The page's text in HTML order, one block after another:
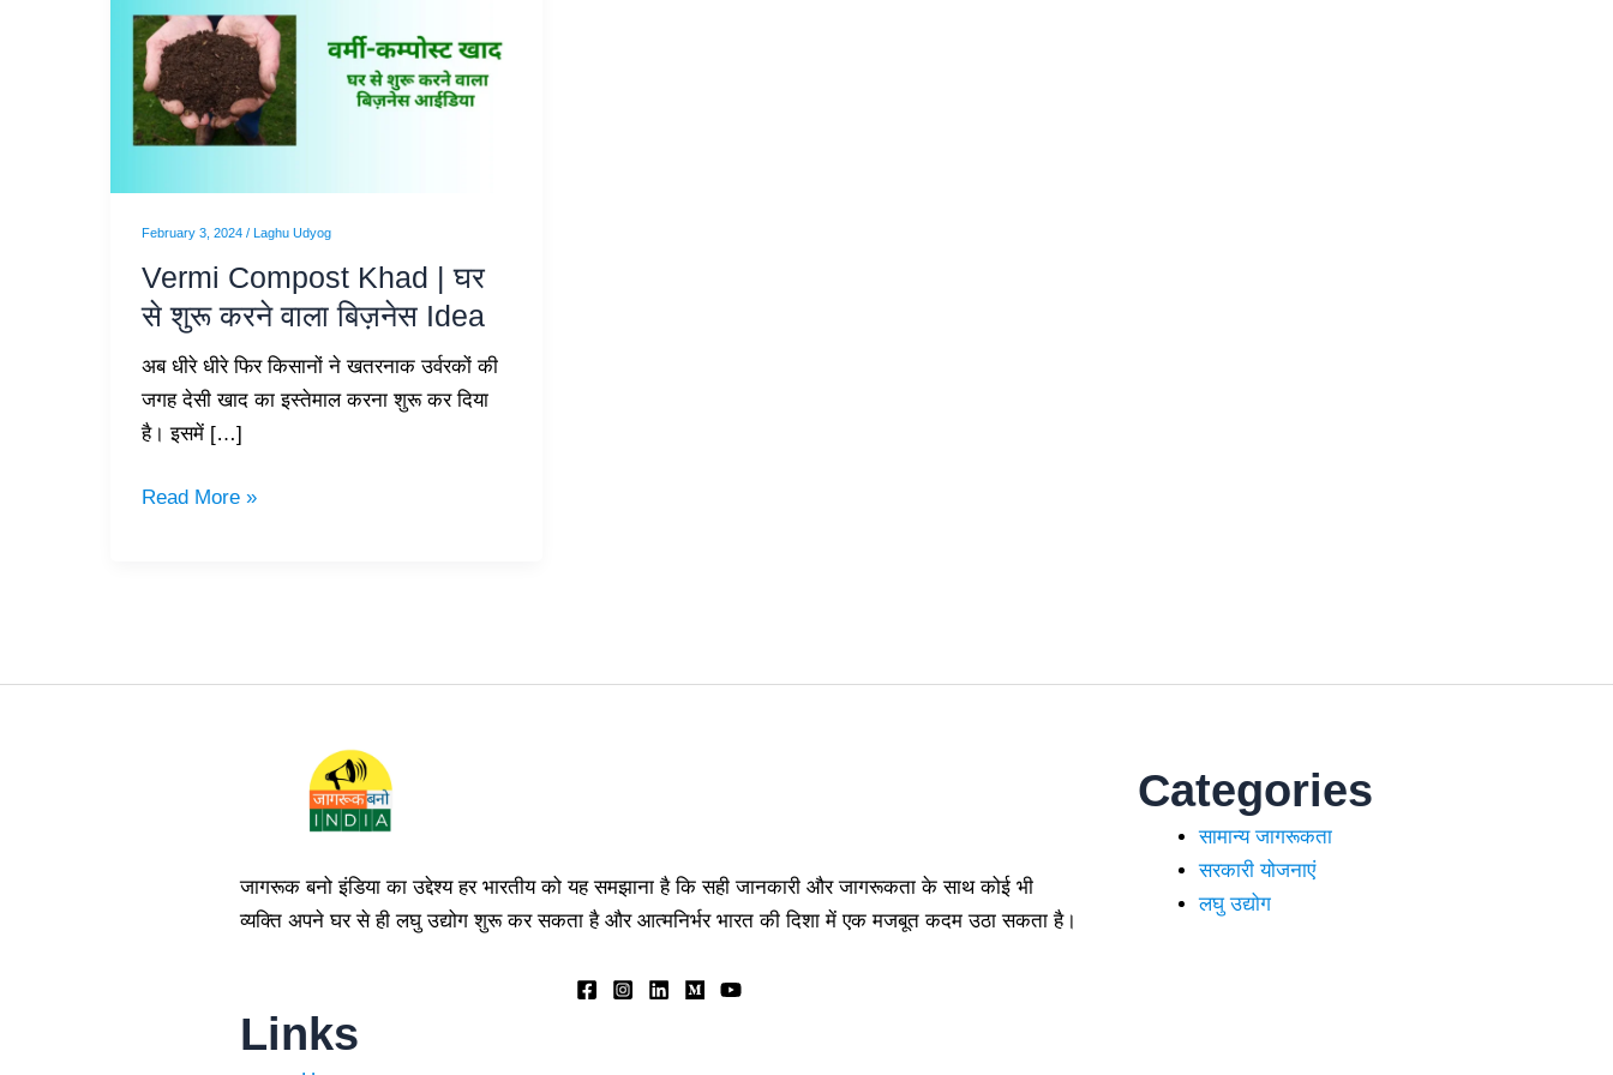
February 3, 2024 / Laghu Udyog
Vermi Compost Khad | घर
से शुरू करने वाला बिज़नेस Idea
अब धीरे धीरे फिर किसानों ने खतरनाक उर्वरकों की
जगह देसी खाद का इस्तेमाल करना शुरू कर दिया
है। इसमें […]
Compost
Khad
|
घर
से
बिज़नेस
Idea
Read More »
जागरूक बनो इंडिया का उद्देश्य हर भारतीय को यह समझाना है कि सही जानकारी और जागरूकता के साथ कोई भी
व्यक्ति अपने घर से ही लघु उद्योग शुरू कर सकता है और आत्मनिर्भर भारत की दिशा में एक मजबूत कदम उठा सकता है।
Categories
सामान्य जागरूकता
सरकारी योजनाएं
लघु उद्योग
Links